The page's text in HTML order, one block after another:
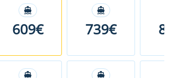
609€ 739€